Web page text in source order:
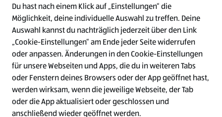
W
i
r
d
a
u
f
W
i
r
d
a
u
f
W
i
r
d
a
u
f
W
i
r
d
a
Cookie - Liste
Datenschutz
Du hast nach einem Klick auf „Einstellungen“ die
Möglichkeit, deine individuelle Auswahl zu treffen. Deine
Auswahl kannst du nachträglich jederzeit über den Link
„Cookie-Einstellungen“ am Ende jeder Seite widerrufen
oder anpassen. Änderungen in den Cookie-Einstellungen
für unsere Webseiten und Apps, die du in weiteren Tabs
oder Fenstern deines Browsers oder der App geöffnet hast,
werden wirksam, wenn die jeweilige Webseite, der Tab
oder die App aktualisiert oder geschlossen und
anschließend wieder geöffnet werden.